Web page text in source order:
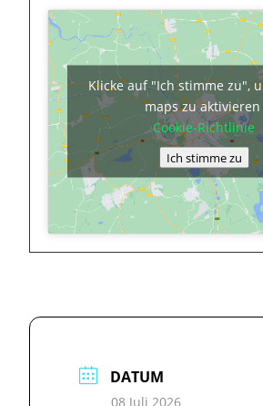
Klicke auf "Ich stimme zu",
maps zu aktivieren
Cookie-Richtlinie
Ich stimme zu
DATUM
08 Juli 2026